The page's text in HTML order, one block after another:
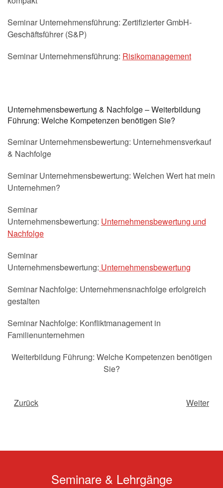
Seminar Unternehmensführung: Zertifizierter GmbH-
Geschäftsführer (S&P)
Seminar Unternehmensführung: Risikomanagement
Unternehmensbewertung & Nachfolge – Weiterbildung
Führung: Welche Kompetenzen benötigen Sie?
Seminar Unternehmensbewertung: Unternehmensverkauf
& Nachfolge
Seminar Unternehmensbewertung: Welchen Wert hat mein
Unternehmen?
Seminar
Unternehmensbewertung: Unternehmensbewertung und
Nachfolge
Seminar
Unternehmensbewertung: Unternehmensbewertung
Seminar Nachfolge: Unternehmensnachfolge erfolgreich
gestalten
Seminar Nachfolge: Konfliktmanagement in
Familienunternehmen
Weiterbildung Führung: Welche Kompetenzen benötigen
Sie?
Zurück Weiter
Seminare & Lehrgänge